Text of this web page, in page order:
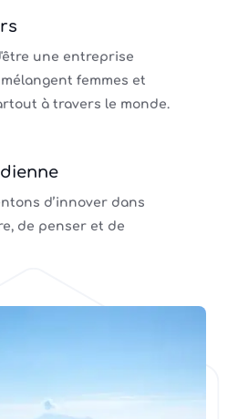
une entreprise
femmes et
à travers le monde.
d’innover dans
de penser et de